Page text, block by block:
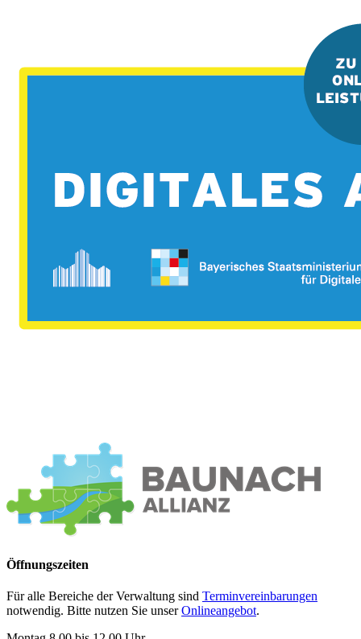
Öffnungszeiten
Für alle Bereiche der Verwaltung sind Terminvereinbarungen
notwendig. Bitte nutzen Sie unserOnlineangebot.